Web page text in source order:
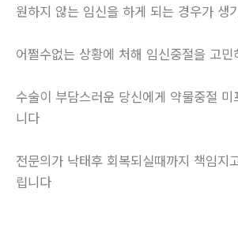
원하지 않는 임신을 하게 되는 경우가 생
어쩔수없는 상황에 처해 임신중절을 고민
수술이 부담스러운 당신에게 약물중절
니다
전문의가 낙태후 회복되실때까지 책임지
립니다